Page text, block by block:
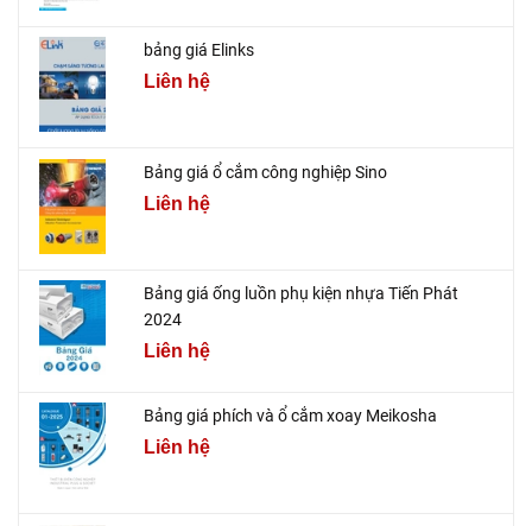
bảng giá Elinks
Liên hệ
Bảng giá ổ cắm công nghiệp Sino
Liên hệ
Bảng giá ống luồn phụ kiện nhựa Tiến Phát
2024
Liên hệ
Bảng giá phích và ổ cắm xoay Meikosha
Liên hệ